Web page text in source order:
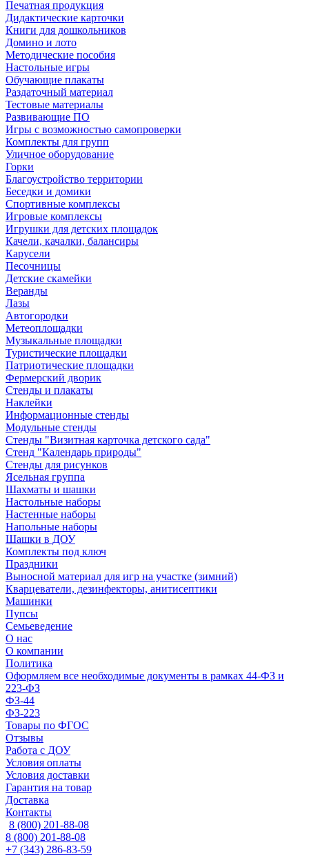
Печатная продукция
Дидактические карточки
Книги для дошкольников
Домино и лото
Методические пособия
Настольные игры
Обучающие плакаты
Раздаточный материал
Тестовые материалы
Развивающие ПО
Игры с возможностью самопроверки
Комплекты для групп
Уличное оборудование
Горки
Благоустройство территории
Беседки и домики
Спортивные комплексы
Игровые комплексы
Игрушки для детских площадок
Качели, качалки, балансиры
Карусели
Песочницы
Детские скамейки
Веранды
Лазы
Автогородки
Метеоплощадки
Музыкальные площадки
Туристические площадки
Патриотические площадки
Фермерский дворик
Стенды и плакаты
Наклейки
Информационные стенды
Модульные стенды
Стенды "Визитная карточка детского сада"
Стенд "Календарь природы"
Стенды для рисунков
Ясельная группа
Шахматы и шашки
Настольные наборы
Настенные наборы
Напольные наборы
Шашки в ДОУ
Комплекты под ключ
Праздники
Выносной материал для игр на участке (зимний)
Кварцеватели, дезинфекторы, анитисептики
Машинки
Пупсы
Семьеведение
О нас
О компании
Политика
Оформляем все необходимые документы в рамках 44-ФЗ и
223-ФЗ
ФЗ-44
ФЗ-223
Товары по ФГОС
Отзывы
Работа с ДОУ
Условия оплаты
Условия доставки
Гарантия на товар
Доставка
Контакты
8 (800) 201-88-08
8 (800) 201-88-08
+7 (343) 286-83-59